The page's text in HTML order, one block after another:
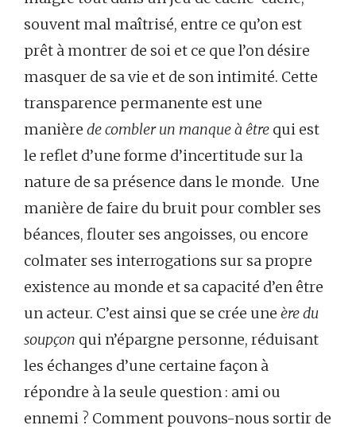
souvent mal maîtrisé, entre ce qu’on est
prêt à montrer de soi et ce que l’on désire
masquer de sa vie et de son intimité. Cette
transparence permanente est une
manière de combler un manque à être qui est
le reflet d’une forme d’incertitude sur la
nature de sa présence dans le monde. Une
manière de faire du bruit pour combler ses
béances, flouter ses angoisses, ou encore
colmater ses interrogations sur sa propre
existence au monde et sa capacité d’en être
un acteur. C’est ainsi que se crée une ère du
soupçon qui n’épargne personne, réduisant
les échanges d’une certaine façon à
répondre à la seule question : ami ou
ennemi ? Comment pouvons-nous sortir de